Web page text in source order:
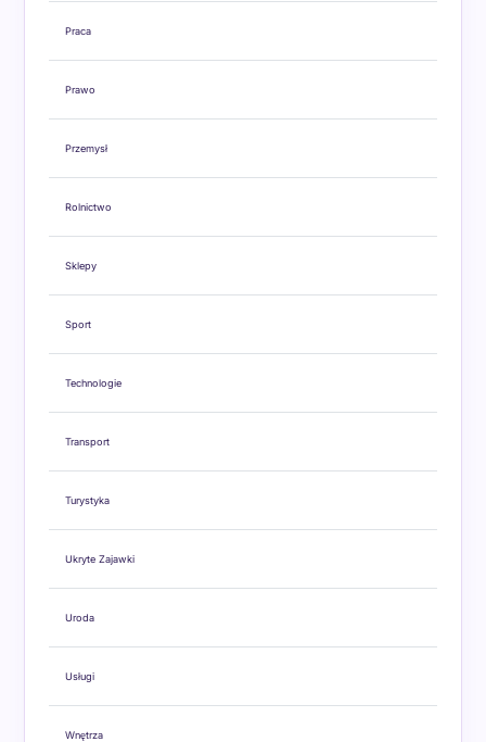
Praca
Prawo
Przemysł
Rolnictwo
Sklepy
Sport
Technologie
Transport
Turystyka
Ukryte Zajawki
Uroda
Usługi
Wnętrza